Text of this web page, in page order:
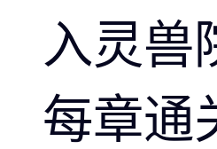
入灵兽
每章通